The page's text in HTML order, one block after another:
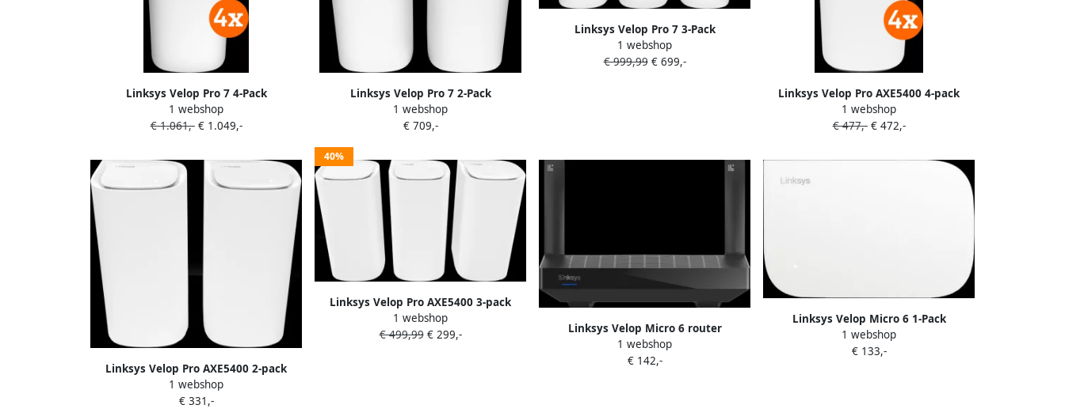
Linksys Velop Pro 7 4-Pack
1 webshop
€ 1.061,-€ 1.049,-
Linksys Velop Pro 7 2-Pack
1 webshop
€ 709,-
Linksys Velop Pro 7 3-Pack
1 webshop
€ 999,99€ 699,-
Linksys Velop Pro AXE5400 4-pack
1 webshop
€ 477,-€ 472,-
Linksys Velop Pro AXE5400 2-pack
1 webshop
€ 331,-
40%
Linksys Velop Pro AXE5400 3-pack
1 webshop
€ 499,99€ 299,-
Linksys Velop Micro 6 router
1 webshop
€ 142,-
Linksys Velop Micro 6 1-Pack
1 webshop
€ 133,-